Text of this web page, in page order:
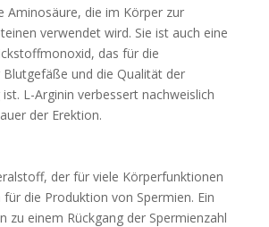
Aminosäure, die im Körper zur
verwendet wird. Sie ist auch eine
das für die
Blutgefäße und die Qualität der
L-Arginin verbessert nachweislich
der Erektion.
der für viele Körperfunktionen
die Produktion von Spermien. Ein
zu einem Rückgang der Spermienzahl